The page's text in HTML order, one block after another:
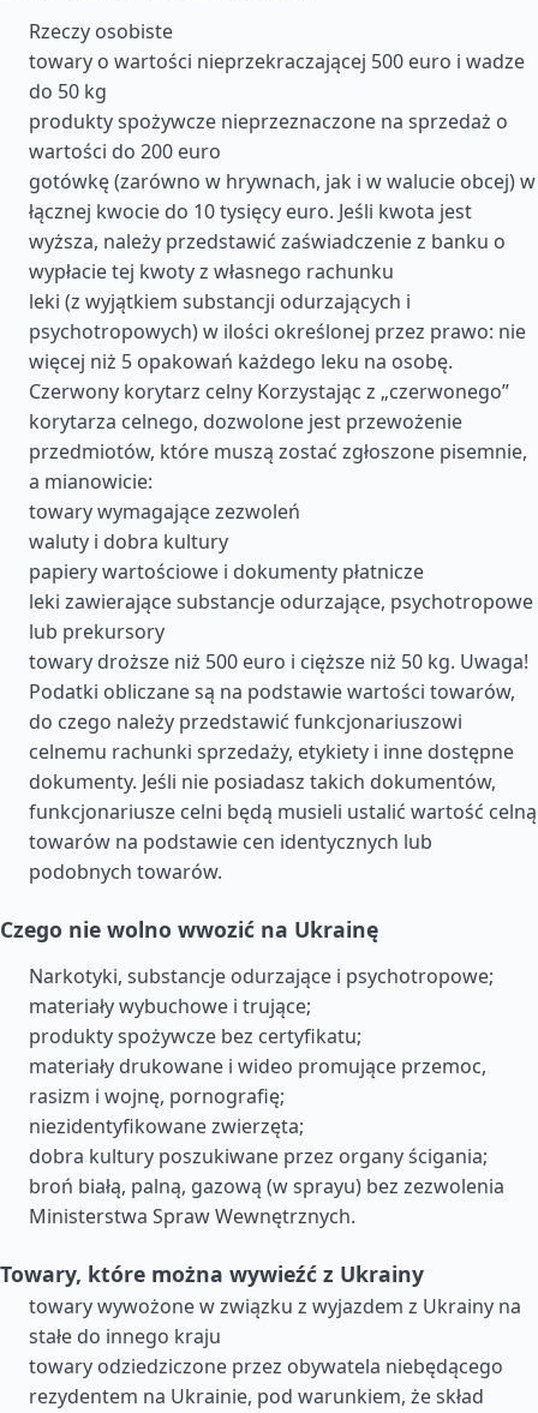
Rzeczy osobiste
towary o wartości nieprzekraczającej 500 euro i wadze
do 50 kg
produkty spożywcze nieprzeznaczone na sprzedaż o
wartości do 200 euro
gotówkę (zarówno w hrywnach, jak i w walucie obcej) w
łącznej kwocie do 10 tysięcy euro. Jeśli kwota jest
wyższa, należy przedstawić zaświadczenie z banku o
wypłacie tej kwoty z własnego rachunku
leki (z wyjątkiem substancji odurzających i
psychotropowych) w ilości określonej przez prawo: nie
więcej niż 5 opakowań każdego leku na osobę.
Czerwony korytarz celny Korzystając z „czerwonego”
korytarza celnego, dozwolone jest przewożenie
przedmiotów, które muszą zostać zgłoszone pisemnie,
a mianowicie:
towary wymagające zezwoleń
waluty i dobra kultury
papiery wartościowe i dokumenty płatnicze
leki zawierające substancje odurzające, psychotropowe
lub prekursory
towary droższe niż 500 euro i cięższe niż 50 kg. Uwaga!
Podatki obliczane są na podstawie wartości towarów,
do czego należy przedstawić funkcjonariuszowi
celnemu rachunki sprzedaży, etykiety i inne dostępne
dokumenty. Jeśli nie posiadasz takich dokumentów,
funkcjonariusze celni będą musieli ustalić wartość celną
towarów na podstawie cen identycznych lub
podobnych towarów.
Czego nie wolno wwozić na Ukrainę
Narkotyki, substancje odurzające i psychotropowe;
materiały wybuchowe i trujące;
produkty spożywcze bez certyfikatu;
materiały drukowane i wideo promujące przemoc,
rasizm i wojnę, pornografię;
niezidentyfikowane zwierzęta;
dobra kultury poszukiwane przez organy ścigania;
broń białą, palną, gazową (w sprayu) bez zezwolenia
Ministerstwa Spraw Wewnętrznych.
Towary, które można wywieźć z Ukrainy
towary wywożone w związku z wyjazdem z Ukrainy na
stałe do innego kraju
towary odziedziczone przez obywatela niebędącego
rezydentem na Ukrainie, pod warunkiem, że skład